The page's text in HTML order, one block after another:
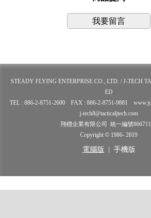
我要留言
STEADY FLYING ENTERPRISE CO., LTD. / J-TECH
ED
TEL : 886-2-8751-2600 FAX : 886-2-8751-9881
j-tech8@tacticaljtech.com
翔穩企業有限公司 統一編號
Copyright © 1986- 2019
電腦版 | 手機版